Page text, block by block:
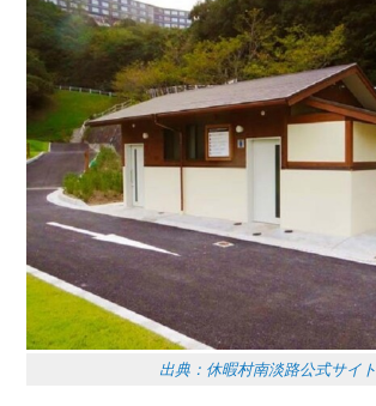
出典：休暇村南淡路公式サイト